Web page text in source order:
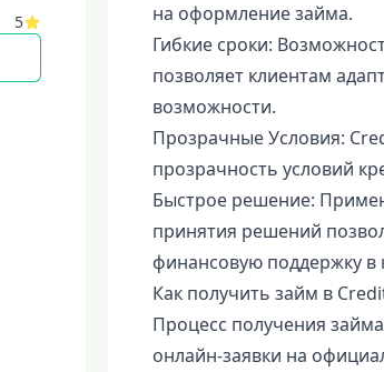
5
на оформление займа.
Гибкие сроки:
позволяет клиентам
возможности.
Прозрачные Условия:
прозрачность условий
Быстрое решение:
принятия решений
финансовую поддержку в
Как получить займ в
Процесс получения
онлайн-заявки на